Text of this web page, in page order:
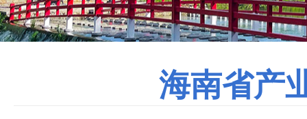
海南省产